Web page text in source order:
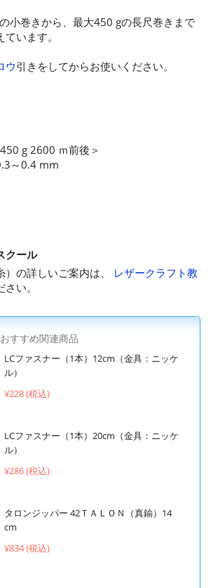
小巻きから、最大450 gの長尺巻きまで
います。
ウ引きをしてからお使いください。
g 2600 ｍ前後＞
～0.4 mm
クール
の詳しいご案内は、
レザークラフト教
い。
すすめ関連商品
LCファスナー（1本）12cm（金具：ニッケ
ル）
¥228 (税込)
LCファスナー（1本）20cm（金具：ニッケ
ル）
¥286 (税込)
タロンジッパー 42ＴＡＬＯＮ（真鍮）14
cm
¥834 (税込)